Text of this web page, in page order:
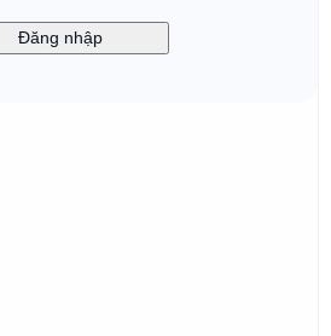
Đăng nhập